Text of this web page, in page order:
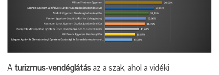
A turizmus-vendéglátásaz a szak, ahol a vidéki